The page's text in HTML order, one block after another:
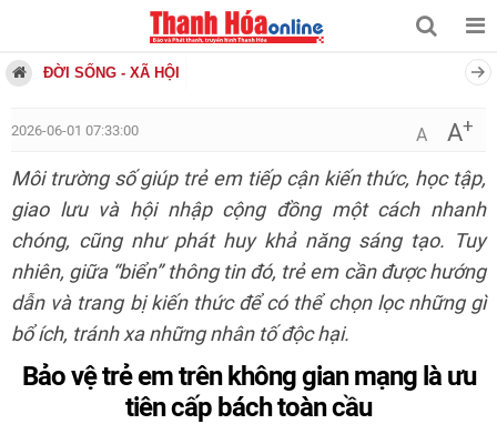
ĐỜI SỐNG - XÃ HỘI
2026-06-01 07:33:00 A A+
Môi trường số giúp trẻ em tiếp cận kiến thức, học tập,
giao lưu và hội nhập cộng đồng một cách nhanh
chóng, cũng như phát huy khả năng sáng tạo. Tuy
nhiên, giữa “biển” thông tin đó, trẻ em cần được hướng
dẫn và trang bị kiến thức để có thể chọn lọc những gì
bổ ích, tránh xa những nhân tố độc hại.
Bảo vệ trẻ em trên không gian mạng là ưu
tiên cấp bách toàn cầu